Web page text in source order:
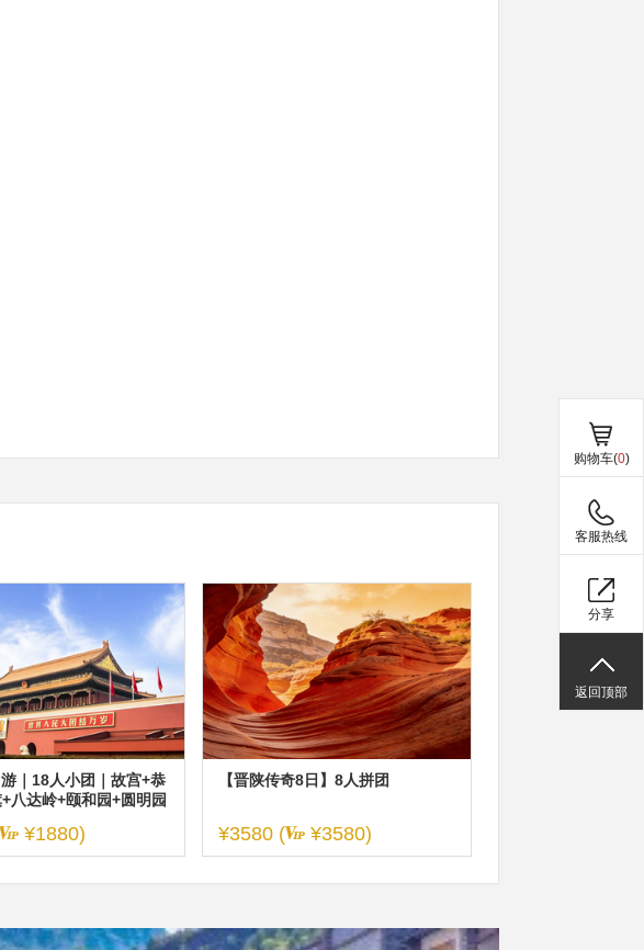
｜18人小团｜故宫+恭
八达岭+颐和园+圆明园
¥1880)
【晋陕传奇8日】8人拼团
¥3580 ( ¥3580)
购物车(0)
客服热线
分享
返回顶部